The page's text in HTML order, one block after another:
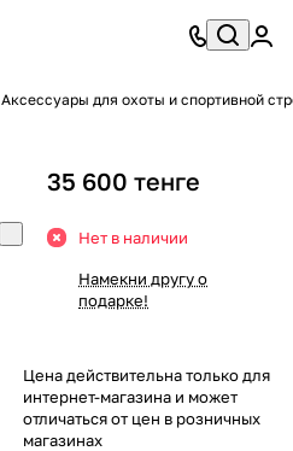
Аксессуары для охоты и спортивной
35 600 тенге
Нет в наличии
Намекни другу о
подарке!
Цена действительна только для
интернет-магазина и может
отличаться от цен в розничных
магазинах